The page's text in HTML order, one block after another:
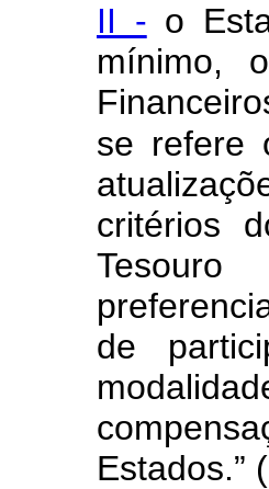
II - o
mínimo,
se refere
critérios
de
Estados.”